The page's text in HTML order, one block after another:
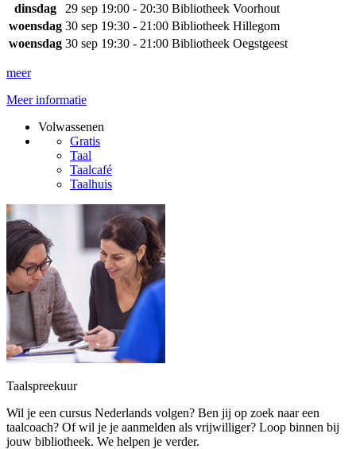
dinsdag
29 sep 19:00 - 20:30 Bibliotheek Voorhout
woensdag 30 sep 19:30 - 21:00 Bibliotheek Hillegom
woensdag 30 sep 19:30 - 21:00 Bibliotheek Oegstgeest
meer
Meer informatie
Volwassenen
Gratis
Taal
Taalcafé
Taalhuis
Taalspreekuur
Wil je een cursus Nederlands volgen? Ben jij op zoek naar een
taalcoach? Of wil je je aanmelden als vrijwilliger? Loop binnen bij
jouw bibliotheek. We helpen je verder.